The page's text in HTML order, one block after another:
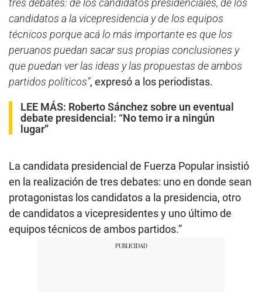
tres debates: de los candidatos presidenciales, de los
candidatos a la vicepresidencia y de los equipos
técnicos porque acá lo más importante es que los
peruanos puedan sacar sus propias conclusiones y
que puedan ver las ideas y las propuestas de ambos
partidos políticos”, expresó a los periodistas.
LEE MÁS: Roberto Sánchez sobre un eventual
debate presidencial: “No temo ir a ningún
lugar”
La candidata presidencial de Fuerza Popular insistió
en la realización de tres debates: uno en donde sean
protagonistas los candidatos a la presidencia, otro
de candidatos a vicepresidentes y uno último de
equipos técnicos de ambos partidos.”